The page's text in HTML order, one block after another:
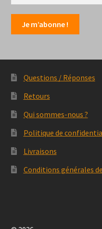
Questions / Réponses
Retours
Qui sommes-nous ?
Politique de
Livraisons
Conditions générales